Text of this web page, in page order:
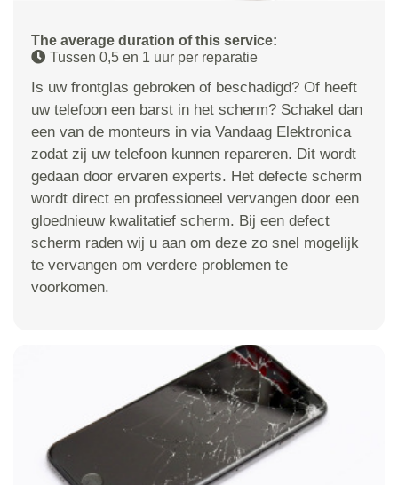
The average duration of this service:
Tussen 0,5 en 1 uur per reparatie
Is uw frontglas gebroken of beschadigd? Of heeft
uw telefoon een barst in het scherm? Schakel dan
een van de monteurs in via Vandaag Elektronica
zodat zij uw telefoon kunnen repareren. Dit wordt
gedaan door ervaren experts. Het defecte scherm
wordt direct en professioneel vervangen door een
gloednieuw kwalitatief scherm. Bij een defect
scherm raden wij u aan om deze zo snel mogelijk
te vervangen om verdere problemen te
voorkomen.